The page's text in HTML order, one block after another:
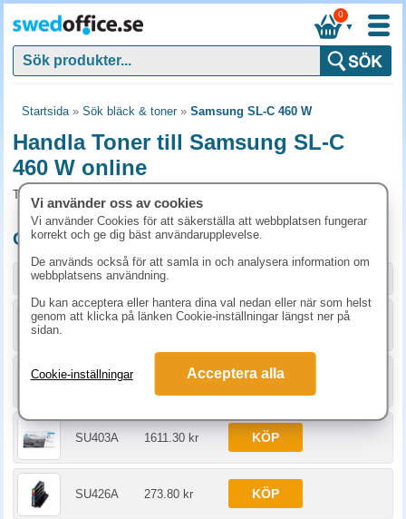
▼
0
Startsida» Sök bläck & toner» Samsung SL-C 460 W
Handla Toner till Samsung SL-C
460 W online
Toner och tillbehör som passar till Samsung SL-C 460 W
Originalprodukter till Samsung SL-C 460 W
Storlek / info Art.nr
KÖP
SU462A KÖP
SU403A 1611.30 kr KÖP
SU426A 273.80 kr KÖP
Vi använder oss av cookies
Vi använder Cookies för att säkerställa att webbplatsen fungerar
korrekt och ge dig bäst användarupplevelse.
De används också för att samla in och analysera information om
webbplatsens användning.
Du kan acceptera eller hantera dina val nedan eller när som helst
genom att klicka på länken Cookie-inställningar längst ner på
sidan.
Cookie-inställningar Acceptera alla